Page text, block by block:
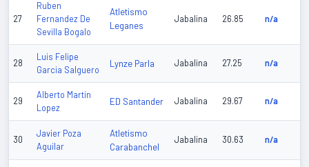
27
Ruben
Fernandez De
Sevilla Bogalo
Atletismo
Leganes
Jabalina 26.85 n/a
28
Luis Felipe
Garcia Salguero
Lynze Parla Jabalina 27.25 n/a
29
Alberto Martin
Lopez
ED Santander Jabalina 29.67 n/a
30
Javier Poza
Aguilar
Atletismo
Carabanchel
Jabalina 30.63 n/a